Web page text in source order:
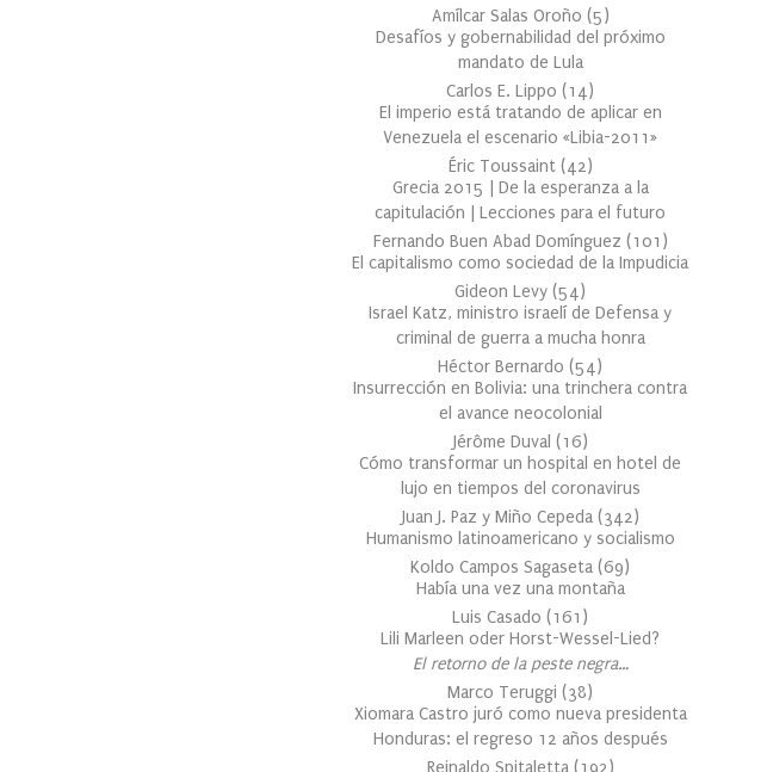
Amílcar Salas Oroño (5)
Desafíos y gobernabilidad del próximo
mandato de Lula
Carlos E. Lippo (14)
El imperio está tratando de aplicar en
Venezuela el escenario «Libia-2011»
Éric Toussaint (42)
Grecia 2015 | De la esperanza a la
capitulación | Lecciones para el futuro
Fernando Buen Abad Domínguez (101 )
El capitalismo como sociedad de la Impudicia
Gideon Levy (54)
Israel Katz, ministro israelí de Defensa y
criminal de guerra a mucha honra
Héctor Bernardo (54)
Insurrección en Bolivia: una trinchera contra
el avance neocolonial
Jérôme Duval (16)
Cómo transformar un hospital en hotel de
lujo en tiempos del coronavirus
Juan J. Paz y Miño Cepeda (342)
Humanismo latinoamericano y socialismo
Koldo Campos Sagaseta (69)
Había una vez una montaña
Luis Casado (161 )
Lili Marleen oder Horst-Wessel-Lied?
El retorno de la peste negra…
Marco Teruggi (38)
Xiomara Castro juró como nueva presidenta
Honduras: el regreso 12 años después